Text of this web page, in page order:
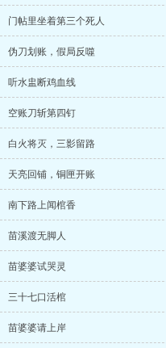
门帖里坐着第三个死人
伪刀划账，假局反噬
听水盅断鸡血线
空账刀斩第四钉
白火将灭，三影留路
天亮回铺，铜匣开账
南下路上闻棺香
苗溪渡无脚人
苗婆婆试哭灵
三十七口活棺
苗婆婆请上岸